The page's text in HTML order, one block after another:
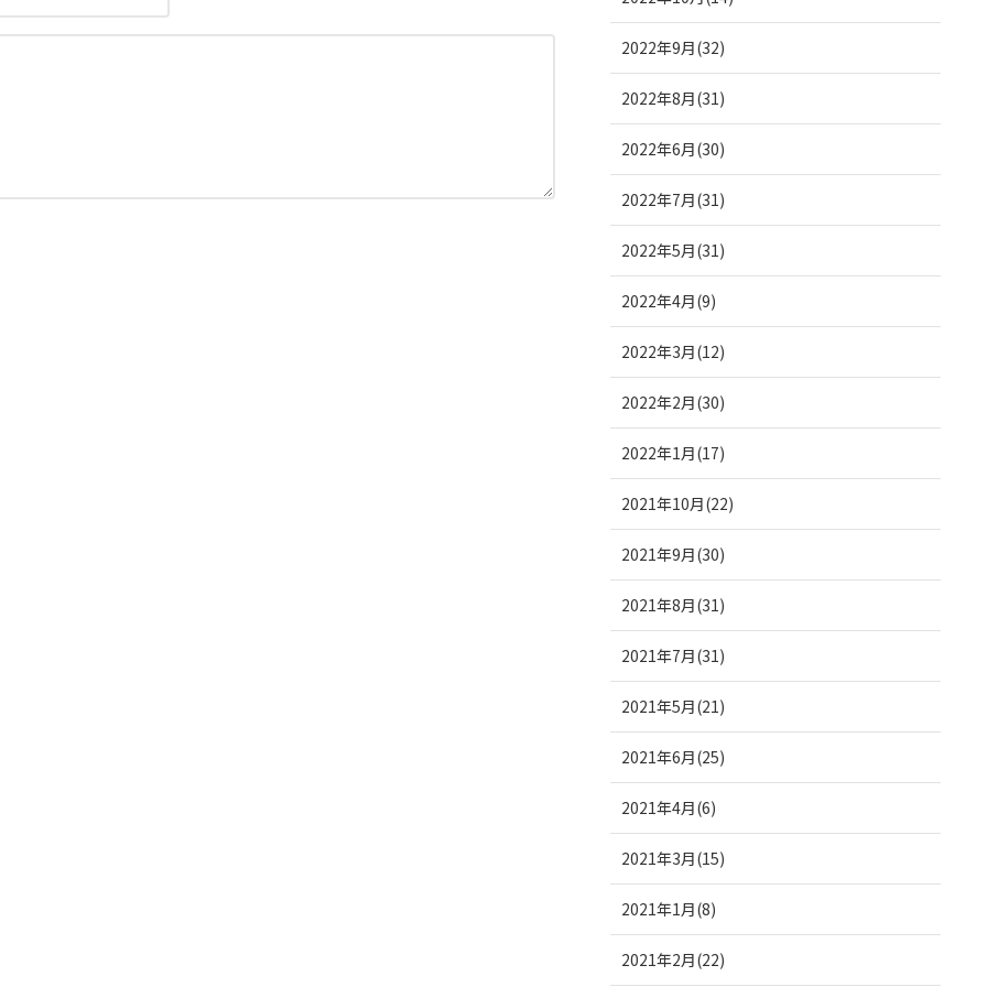
2022年9月(32)
2022年8月(31)
2022年6月(30)
2022年7月(31)
2022年5月(31)
2022年4月(9)
2022年3月(12)
2022年2月(30)
2022年1月(17)
2021年10月(22)
2021年9月(30)
2021年8月(31)
2021年7月(31)
2021年5月(21)
2021年6月(25)
2021年4月(6)
2021年3月(15)
2021年1月(8)
2021年2月(22)